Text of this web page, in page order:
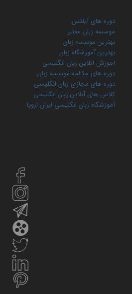
دوره های آیلتس
موسسه زبان معتبر
بهترین موسسه زبان
بهترین آموزشگاه زبان
آموزش آنلاین زبان انگلیسی
دوره های مکالمه موسسه زبان
دوره های مجازی زبان انگلیسی
کلاس های آنلاین زبان انگلیسی
آموزشگاه زبان انگلیسی ایران اروپا